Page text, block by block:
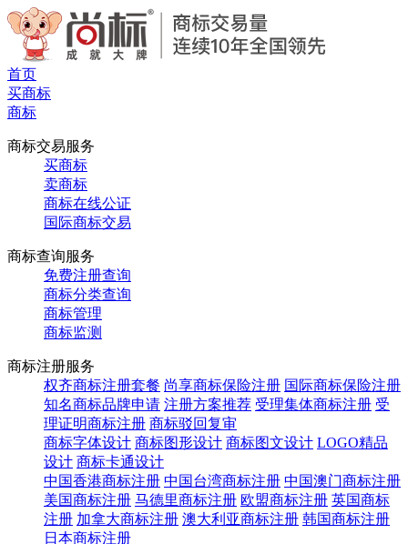
首页
买商标
商标
商标交易服务
买商标
卖商标
商标在线公证
国际商标交易
商标查询服务
免费注册查询
商标分类查询
商标管理
商标监测
商标注册服务
权齐商标注册套餐 尚享商标保险注册 国际商标保险注册
知名商标品牌申请 注册方案推荐 受理集体商标注册 受
理证明商标注册 商标驳回复审
商标字体设计 商标图形设计 商标图文设计 LOGO精品
设计 商标卡通设计
中国香港商标注册 中国台湾商标注册 中国澳门商标注册
美国商标注册 马德里商标注册 欧盟商标注册 英国商标
注册 加拿大商标注册 澳大利亚商标注册 韩国商标注册
日本商标注册